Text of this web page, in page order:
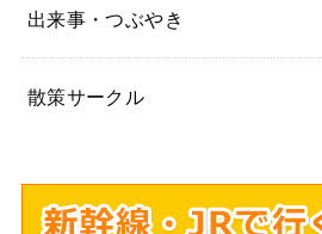
出来事・つぶやき
散策サークル